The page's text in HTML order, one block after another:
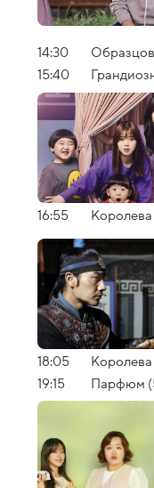
14:30
15:40
16:55
18:05
19:15
Парфюм